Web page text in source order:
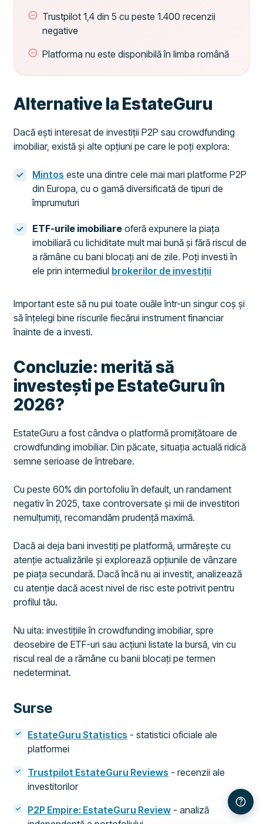
Trustpilot 1,4 din 5 cu peste 1.400 recenzii
negative
Platforma nu este disponibilă în limba română
Alternative la EstateGuru
Dacă ești interesat de investiții P2P sau crowdfunding
imobiliar, există și alte opțiuni pe care le poți explora:
Mintos este una dintre cele mai mari platforme P2P
din Europa, cu o gamă diversificată de tipuri de
împrumuturi
ETF-urile imobiliare oferă expunere la piața
imobiliară cu lichiditate mult mai bună și fără riscul de
a rămâne cu bani blocați ani de zile. Poți investi în
ele prin intermediul brokerilor de investiții
Important este să nu pui toate ouăle într-un singur coș și
să înțelegi bine riscurile fiecărui instrument financiar
înainte de a investi.
Concluzie: merită să
investești pe EstateGuru în
2026?
EstateGuru a fost cândva o platformă promițătoare de
crowdfunding imobiliar. Din păcate, situația actuală ridică
semne serioase de întrebare.
Cu peste 60% din portofoliu în default, un randament
negativ în 2025, taxe controversate și mii de investitori
nemulțumiți, recomandăm prudență maximă.
Dacă ai deja bani investiți pe platformă, urmărește cu
atenție actualizările și explorează opțiunile de vânzare
pe piața secundară. Dacă încă nu ai investit, analizează
cu atenție dacă acest nivel de risc este potrivit pentru
profilul tău.
Nu uita: investițiile în crowdfunding imobiliar, spre
deosebire de ETF-uri sau acțiuni listate la bursă, vin cu
riscul real de a rămâne cu banii blocați pe termen
nedeterminat.
Surse
EstateGuru Statistics - statistici oficiale ale
platformei
Trustpilot EstateGuru Reviews - recenzii ale
investitorilor
P2P Empire: EstateGuru Review - analiză